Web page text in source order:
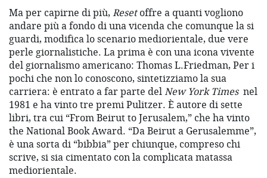
Ma per capirne di più, Resetoffre a quanti vogliono
andare più a fondo di una vicenda che comunque la si
guardi, modifica lo scenario mediorientale, due vere
perle giornalistiche. La prima è con una icona vivente
del giornalismo americano: Thomas L.Friedman, Per i
pochi che non lo conoscono, sintetizziamo la sua
carriera: è entrato a far parte delNew York Times nel
1981 e ha vinto tre premi Pulitzer. È autore di sette
libri, tra cui “From Beirut to Jerusalem,” che ha vinto
the National Book Award. “Da Beirut a Gerusalemme”,
è una sorta di “bibbia” per chiunque, compreso chi
scrive, si sia cimentato con la complicata matassa
mediorientale.